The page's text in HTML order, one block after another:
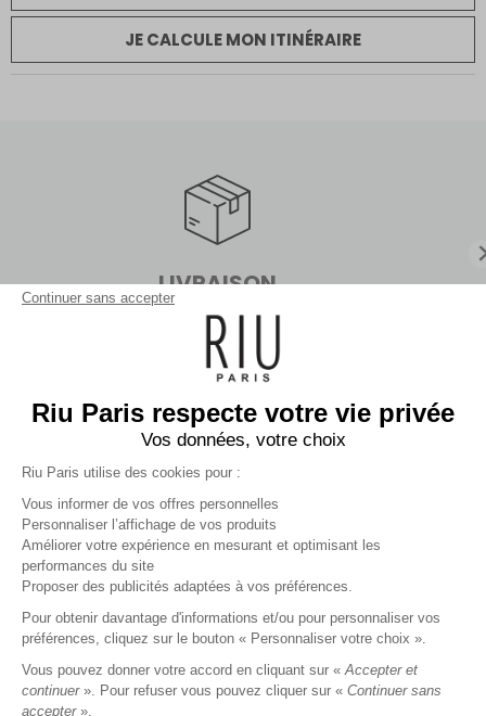
JE CALCULE MON ITINÉRAIRE
26-28 Rue Franklin Roosevelt
CHOISIR COMME BOUTIQUE PRÉFÉRÉE
JE CALCULE MON ITINÉRAIRE
NANTES
3
RIU PARIS À NANTES CC PARIDIS
à 100 km
10 route de Paris
44000 NANTES
Actuellementfermé.Ouvert aujourd'hui dès .
FICHE MAGASIN
LIVRAISON
En boutiques sans minimum d'achat
ou en point relais dès 99€
Inscrivez-vous à la newsletter !
VALIDER
RIU PARIS
Continuer sans accepter
Riu Paris respecte votre vie privée
Vos données, votre choix
Riu Paris utilise des cookies pour :
Vous informer de vos offres personnelles
Personnaliser l’affichage de vos produits
Améliorer votre expérience en mesurant et optimisant les
performances du site
Proposer des publicités adaptées à vos préférences.
Pour obtenir davantage d'informations et/ou pour personnaliser vos
préférences, cliquez sur le bouton « Personnaliser votre choix ».
Vous pouvez donner votre accord en cliquant sur « Accepter et
continuer ». Pour refuser vous pouvez cliquer sur « Continuer sans
accepter ».